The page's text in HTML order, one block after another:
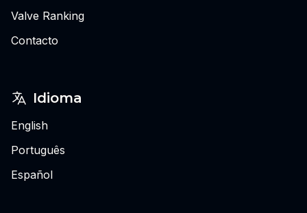
Valve Ranking
Contacto
Idioma
English
Português
Español